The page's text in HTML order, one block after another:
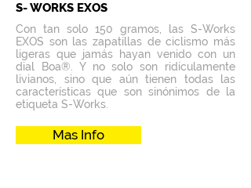
S- WORKS EXOS
Con tan solo 150 gramos, las S-Works
EXOS son las zapatillas de ciclismo más
ligeras que jamás hayan venido con un
dial Boa®. Y no solo son ridículamente
livianos, sino que aún tienen todas las
características que son sinónimos de la
etiqueta S-Works.
Mas Info